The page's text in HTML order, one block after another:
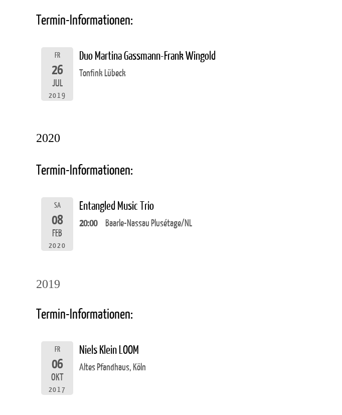
Termin-Informationen:
FR
26
JUL
2019
Duo Martina Gassmann-Frank Wingold
Tonfink Lübeck
2020
Termin-Informationen:
SA
08
FEB
2020
Entangled Music Trio
20:00 Baarle-Nassau Plusétage/NL
2019
Termin-Informationen:
FR
06
OKT
2017
Niels Klein LOOM
Altes Pfandhaus, Köln